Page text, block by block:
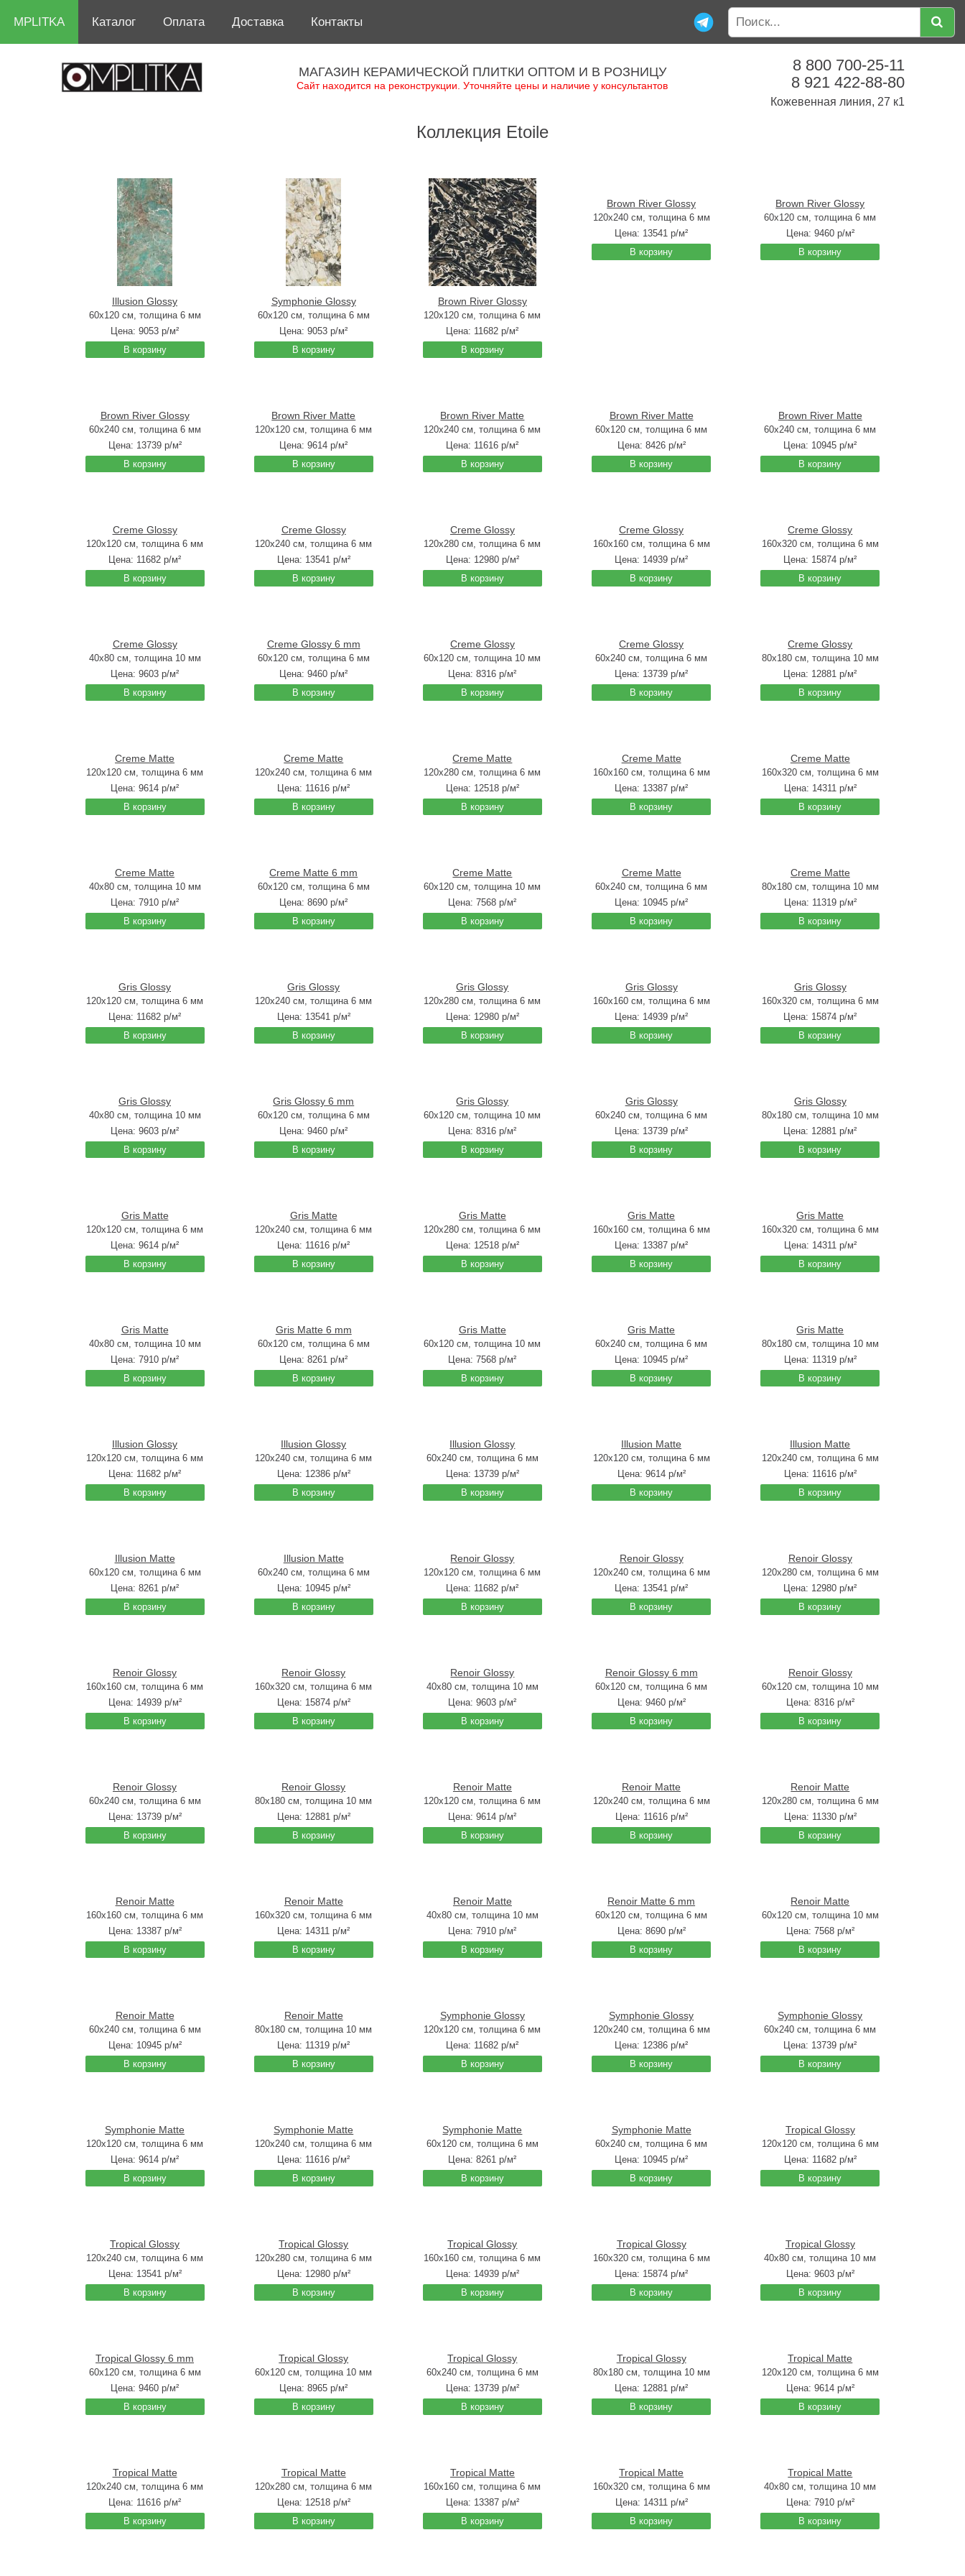
MPLITKA Каталог Оплата Доставка Контакты
МАГАЗИН КЕРАМИЧЕСКОЙ ПЛИТКИ ОПТОМ И В РОЗНИЦУ
Сайт находится на реконструкции. Уточняйте цены и наличие у консультантов
8 800 700-25-11
8 921 422-88-80
Кожевенная линия, 27 к1
Коллекция Etoile
Illusion Glossy
60x120 см, толщина 6 мм
Цена:9053 р/м²
В корзину
Symphonie Glossy
60x120 см, толщина 6 мм
Цена:9053 р/м²
В корзину
Brown River Glossy
120x120 см, толщина 6 мм
Цена: 11682 р/м²
В корзину
Brown River Glossy
120x240 см, толщина 6 мм
Цена: 13541 р/м²
В корзину
Brown River Glossy
60x120 см, толщина 6 мм
Цена: 9460р/м²
В корзину
Brown River Glossy
60x240 см, толщина 6 мм
Цена: 13739р/м²
В корзину
Brown River Matte
120x120 см, толщина 6 мм
Цена:9614 р/м²
В корзину
Brown River Matte
120x240 см, толщина 6 мм
Цена: 11616 р/м²
В корзину
Brown River Matte
60x120 см, толщина 6 мм
Цена: 8426р/м²
В корзину
Brown River Matte
60x240 см, толщина 6 мм
Цена: 10945 р/м²
В корзину
Creme Glossy
120x120 см, толщина 6 мм
Цена: 11682 р/м²
В корзину
Creme Glossy
120x240 см, толщина 6 мм
Цена: 13541р/м²
В корзину
Creme Glossy
120x280 см, толщина 6 мм
Цена: 12980р/м²
В корзину
Creme Glossy
160x160 см, толщина 6 мм
Цена: 14939 р/м²
В корзину
Creme Glossy
160x320 см, толщина 6 мм
Цена: 15874 р/м²
В корзину
Creme Glossy
40x80 см, толщина 10 мм
Цена:9603 р/м²
В корзину
Creme Glossy 6 mm
60x120 см, толщина 6 мм
Цена:9460 р/м²
В корзину
Creme Glossy
60x120 см, толщина 10 мм
Цена:8316 р/м²
В корзину
Creme Glossy
60x240 см, толщина 6 мм
Цена: 13739 р/м²
В корзину
Creme Glossy
80x180 см, толщина 10 мм
Цена: 12881 р/м²
В корзину
Creme Matte
120x120 см, толщина 6 мм
Цена:9614 р/м²
В корзину
Creme Matte
120x240 см, толщина 6 мм
Цена: 11616 р/м²
В корзину
Creme Matte
120x280 см, толщина 6 мм
Цена: 12518р/м²
В корзину
Creme Matte
160x160 см, толщина 6 мм
Цена: 13387 р/м²
В корзину
Creme Matte
160x320 см, толщина 6 мм
Цена: 14311р/м²
В корзину
Creme Matte
40x80 см, толщина 10 мм
Цена:7910 р/м²
В корзину
Creme Matte 6 mm
60x120 см, толщина 6 мм
Цена:8690 р/м²
В корзину
Creme Matte
60x120 см, толщина 10 мм
Цена:7568 р/м²
В корзину
Creme Matte
60x240 см, толщина 6 мм
Цена: 10945 р/м²
В корзину
Creme Matte
80x180 см, толщина 10 мм
Цена: 11319р/м²
В корзину
Gris Glossy
120x120 см, толщина 6 мм
Цена: 11682 р/м²
В корзину
Gris Glossy
120x240 см, толщина 6 мм
Цена: 13541р/м²
В корзину
Gris Glossy
120x280 см, толщина 6 мм
Цена: 12980р/м²
В корзину
Gris Glossy
160x160 см, толщина 6 мм
Цена: 14939 р/м²
В корзину
Gris Glossy
160x320 см, толщина 6 мм
Цена: 15874 р/м²
В корзину
Gris Glossy
40x80 см, толщина 10 мм
Цена:9603 р/м²
В корзину
Gris Glossy 6 mm
60x120 см, толщина 6 мм
Цена:9460 р/м²
В корзину
Gris Glossy
60x120 см, толщина 10 мм
Цена:8316 р/м²
В корзину
Gris Glossy
60x240 см, толщина 6 мм
Цена: 13739 р/м²
В корзину
Gris Glossy
80x180 см, толщина 10 мм
Цена: 12881 р/м²
В корзину
Gris Matte
120x120 см, толщина 6 мм
Цена:9614 р/м²
В корзину
Gris Matte
120x240 см, толщина 6 мм
Цена: 11616 р/м²
В корзину
Gris Matte
120x280 см, толщина 6 мм
Цена: 12518р/м²
В корзину
Gris Matte
160x160 см, толщина 6 мм
Цена: 13387 р/м²
В корзину
Gris Matte
160x320 см, толщина 6 мм
Цена: 14311р/м²
В корзину
Gris Matte
40x80 см, толщина 10 мм
Цена:7910 р/м²
В корзину
Gris Matte 6 mm
60x120 см, толщина 6 мм
Цена:8261 р/м²
В корзину
Gris Matte
60x120 см, толщина 10 мм
Цена:7568 р/м²
В корзину
Gris Matte
60x240 см, толщина 6 мм
Цена: 10945 р/м²
В корзину
Gris Matte
80x180 см, толщина 10 мм
Цена: 11319р/м²
В корзину
Illusion Glossy
120x120 см, толщина 6 мм
Цена: 11682 р/м²
В корзину
Illusion Glossy
120x240 см, толщина 6 мм
Цена: 12386р/м²
В корзину
Illusion Glossy
60x240 см, толщина 6 мм
Цена: 13739р/м²
В корзину
Illusion Matte
120x120 см, толщина 6 мм
Цена: 9614р/м²
В корзину
Illusion Matte
120x240 см, толщина 6 мм
Цена: 11616р/м²
В корзину
Illusion Matte
60x120 см, толщина 6 мм
Цена:8261 р/м²
В корзину
Illusion Matte
60x240 см, толщина 6 мм
Цена: 10945р/м²
В корзину
Renoir Glossy
120x120 см, толщина 6 мм
Цена: 11682 р/м²
В корзину
Renoir Glossy
120x240 см, толщина 6 мм
Цена: 13541 р/м²
В корзину
Renoir Glossy
120x280 см, толщина 6 мм
Цена: 12980 р/м²
В корзину
Renoir Glossy
160x160 см, толщина 6 мм
Цена: 14939р/м²
В корзину
Renoir Glossy
160x320 см, толщина 6 мм
Цена: 15874р/м²
В корзину
Renoir Glossy
40x80 см, толщина 10 мм
Цена:9603 р/м²
В корзину
Renoir Glossy 6 mm
60x120 см, толщина 6 мм
Цена: 9460р/м²
В корзину
Renoir Glossy
60x120 см, толщина 10 мм
Цена: 8316р/м²
В корзину
Renoir Glossy
60x240 см, толщина 6 мм
Цена: 13739р/м²
В корзину
Renoir Glossy
80x180 см, толщина 10 мм
Цена: 12881р/м²
В корзину
Renoir Matte
120x120 см, толщина 6 мм
Цена:9614 р/м²
В корзину
Renoir Matte
120x240 см, толщина 6 мм
Цена: 11616р/м²
В корзину
Renoir Matte
120x280 см, толщина 6 мм
Цена: 11330р/м²
В корзину
Renoir Matte
160x160 см, толщина 6 мм
Цена: 13387р/м²
В корзину
Renoir Matte
160x320 см, толщина 6 мм
Цена: 14311 р/м²
В корзину
Renoir Matte
40x80 см, толщина 10 мм
Цена:7910 р/м²
В корзину
Renoir Matte 6 mm
60x120 см, толщина 6 мм
Цена: 8690р/м²
В корзину
Renoir Matte
60x120 см, толщина 10 мм
Цена: 7568р/м²
В корзину
Renoir Matte
60x240 см, толщина 6 мм
Цена: 10945р/м²
В корзину
Renoir Matte
80x180 см, толщина 10 мм
Цена: 11319 р/м²
В корзину
Symphonie Glossy
120x120 см, толщина 6 мм
Цена: 11682 р/м²
В корзину
Symphonie Glossy
120x240 см, толщина 6 мм
Цена: 12386 р/м²
В корзину
Symphonie Glossy
60x240 см, толщина 6 мм
Цена: 13739 р/м²
В корзину
Symphonie Matte
120x120 см, толщина 6 мм
Цена:9614 р/м²
В корзину
Symphonie Matte
120x240 см, толщина 6 мм
Цена: 11616 р/м²
В корзину
Symphonie Matte
60x120 см, толщина 6 мм
Цена:8261 р/м²
В корзину
Symphonie Matte
60x240 см, толщина 6 мм
Цена: 10945 р/м²
В корзину
Tropical Glossy
120x120 см, толщина 6 мм
Цена: 11682р/м²
В корзину
Tropical Glossy
120x240 см, толщина 6 мм
Цена: 13541р/м²
В корзину
Tropical Glossy
120x280 см, толщина 6 мм
Цена: 12980р/м²
В корзину
Tropical Glossy
160x160 см, толщина 6 мм
Цена: 14939р/м²
В корзину
Tropical Glossy
160x320 см, толщина 6 мм
Цена: 15874 р/м²
В корзину
Tropical Glossy
40x80 см, толщина 10 мм
Цена: 9603р/м²
В корзину
Tropical Glossy 6 mm
60x120 см, толщина 6 мм
Цена:9460 р/м²
В корзину
Tropical Glossy
60x120 см, толщина 10 мм
Цена:8965 р/м²
В корзину
Tropical Glossy
60x240 см, толщина 6 мм
Цена: 13739р/м²
В корзину
Tropical Glossy
80x180 см, толщина 10 мм
Цена: 12881 р/м²
В корзину
Tropical Matte
120x120 см, толщина 6 мм
Цена: 9614р/м²
В корзину
Tropical Matte
120x240 см, толщина 6 мм
Цена: 11616 р/м²
В корзину
Tropical Matte
120x280 см, толщина 6 мм
Цена: 12518р/м²
В корзину
Tropical Matte
160x160 см, толщина 6 мм
Цена: 13387р/м²
В корзину
Tropical Matte
160x320 см, толщина 6 мм
Цена: 14311р/м²
В корзину
Tropical Matte
40x80 см, толщина 10 мм
Цена: 7910р/м²
В корзину